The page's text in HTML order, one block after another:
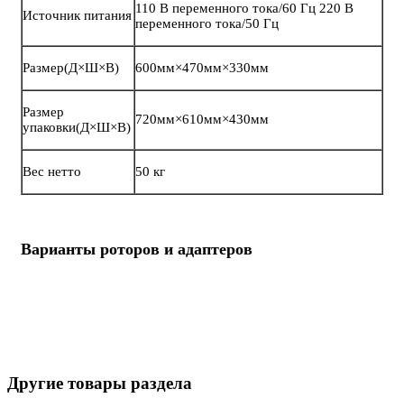
Источник питания 110 В переменного тока/60 Гц 220 В
переменного тока/50 Гц
Размер(Д×Ш×В) 600мм×470мм×330мм
Размер
упаковки(Д×Ш×В)
720мм×610мм×430мм
Вес нетто 50 кг
Варианты роторов и адаптеров
Другие товары раздела